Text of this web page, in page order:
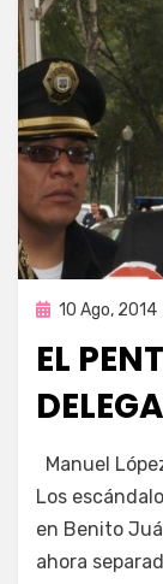
Publicada
10 Ago, 2014
EL
Enrique
Manuel
Los
en Benito
ahora